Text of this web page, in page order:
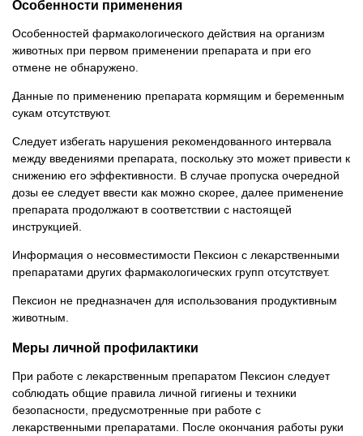
Особенности применения
Особенностей фармакологического действия на организм
животных при первом применении препарата и при его
отмене не обнаружено.
Данные по применению препарата кормящим и беременным
сукам отсутствуют.
Следует избегать нарушения рекомендованного интервала
между введениями препарата, поскольку это может привести к
снижению его эффективности. В случае пропуска очередной
дозы ее следует ввести как можно скорее, далее применение
препарата продолжают в соответствии с настоящей
инструкцией.
Информация о несовместимости Пексион с лекарственными
препаратами других фармакологических групп отсутствует.
Пексион не предназначен для использования продуктивным
животным.
Меры личной профилактики
При работе с лекарственным препаратом Пексион следует
соблюдать общие правила личной гигиены и техники
безопасности, предусмотренные при работе с
лекарственными препаратами. После окончания работы руки